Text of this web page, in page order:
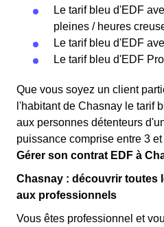
Le tarif bleu d'EDF
pleines / heures
Le tarif bleu d'EDF
Le tarif bleu d'EDF Pro
Que vous soyez un client
l'habitant de Chasnay le tarif
aux personnes détenteurs
puissance comprise entre 3 et
Gérer son contrat EDF à
Chasnay : découvrir toutes
aux professionnels
Vous êtes professionnel et